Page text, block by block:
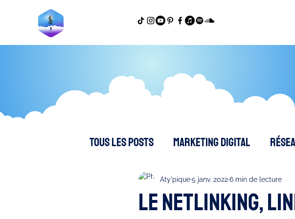
Tous les posts Marketing Digital
Productivité - Dev perso Création de
Le Netlinking,
Aty'pique5 janv. 20226 min de lecture